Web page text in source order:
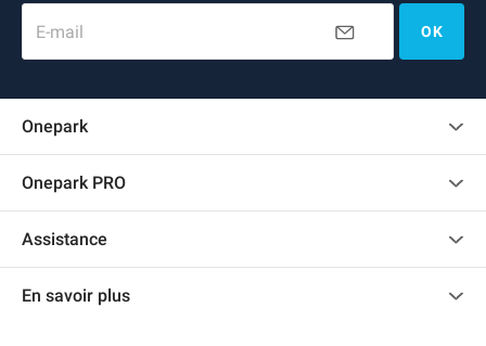
E-mail OK
Onepark
Recrutement
Onepark PRO
Accéder à mon espace partenaire
Assistance
Centre d'aide
En savoir plus